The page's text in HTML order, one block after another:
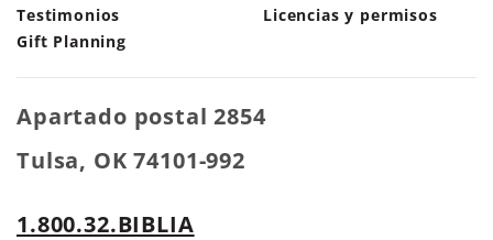
Testimonios
Gift Planning
Licencias y permisos
Apartado postal 2854
Tulsa, OK 74101-992
1.800.32.BIBLIA